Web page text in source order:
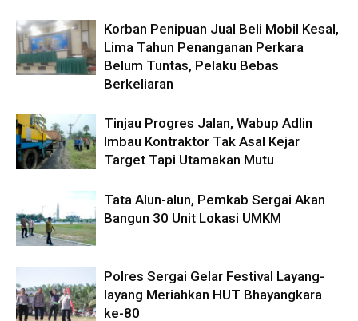
Korban Penipuan Jual Beli Mobil Kesal,
Lima Tahun Penanganan Perkara
Belum Tuntas, Pelaku Bebas
Berkeliaran
Tinjau Progres Jalan, Wabup Adlin
Imbau Kontraktor Tak Asal Kejar
Target Tapi Utamakan Mutu
Tata Alun-alun, Pemkab Sergai Akan
Bangun 30 Unit Lokasi UMKM
Polres Sergai Gelar Festival Layang-
layang Meriahkan HUT Bhayangkara
ke-80